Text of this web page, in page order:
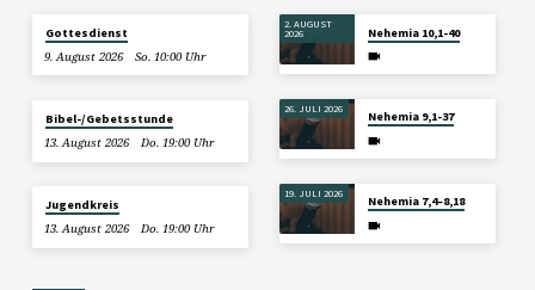
Gottesdienst
9. August 2026
So. 10:00 Uhr
Bibel-/Gebetsstunde
13. August 2026
Do. 19:00 Uhr
Jugendkreis
13. August 2026
Do. 19:00 Uhr
2. AUGUST
2026 Nehemia 10,1-40
26. JULI 2026
Nehemia 9,1-37
19. JULI 2026
Nehemia 7,4–8,18